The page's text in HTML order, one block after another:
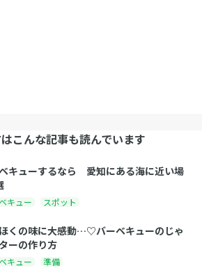
こんな記事も読んでいます
キューするなら 愛知にある海に近い場
キュー スポット
くの味に大感動…♡バーベキューのじゃ
ーの作り方
キュー 準備